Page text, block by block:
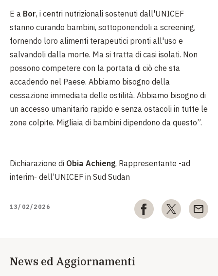
E a Bor, i centri nutrizionali sostenuti dall'UNICEF
stanno curando bambini, sottoponendoli a screening,
fornendo loro alimenti terapeutici pronti all'uso e
salvandoli dalla morte. Ma si tratta di casi isolati. Non
possono competere con la portata di ciò che sta
accadendo nel Paese. Abbiamo bisogno della
cessazione immediata delle ostilità. Abbiamo bisogno di
un accesso umanitario rapido e senza ostacoli in tutte le
zone colpite. Migliaia di bambini dipendono da questo”.
Dichiarazione di Obia Achieng, Rappresentante -ad
interim- dell’UNICEF in Sud Sudan
13/02/2026
News ed Aggiornamenti